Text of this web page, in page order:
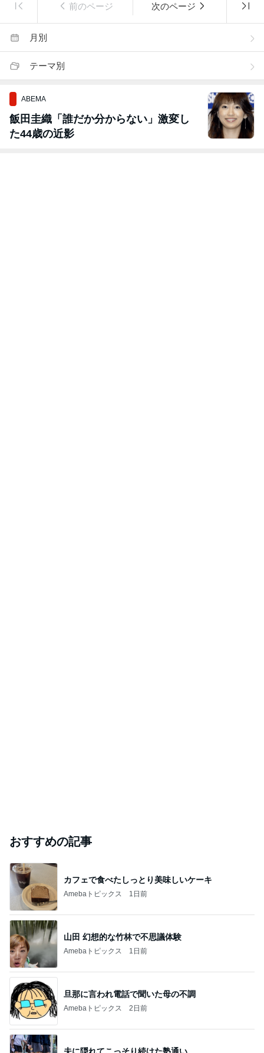
前のページ 次のページ
月別
テーマ別
ABEMA
飯田圭織「誰だか分からない」激変し
た44歳の近影
おすすめの記事
カフェで食べたしっとり美味しいケーキ
Amebaトピックス 1日前
山田 幻想的な竹林で不思議体験
Amebaトピックス 1日前
旦那に言われ電話で聞いた母の不調
Amebaトピックス 2日前
夫に隠れてこっそり続けた塾通い